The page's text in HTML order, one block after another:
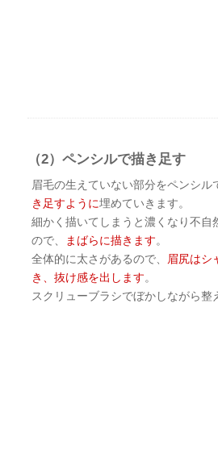
（2）ペンシルで描き足す
眉毛の生えていない部分をペンシル
き足すように埋めていきます。
細かく描いてしまうと濃くなり不自
ので、
まばらに描きます。
全体的に太さがあるので、
眉尻はシ
き、抜け感を出します。
スクリューブラシでぼかしながら整